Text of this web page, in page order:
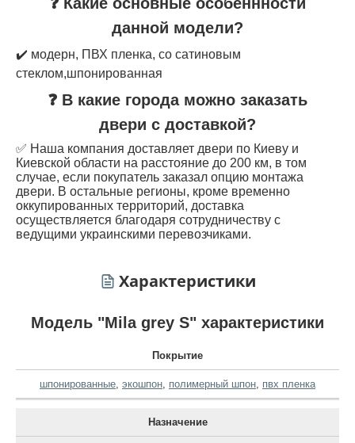
данной модели?
✔️ модерн, ПВХ пленка, со сатиновым
стеклом,шпонированная
❓ В какие города можно заказать
двери с доставкой?
✅ Наша компания доставляет двери по Киеву и
Киевской области на расстояние до 200 км, в том
случае, если покупатель заказал опцию монтажа
двери. В остальные регионы, кроме временно
оккупированных территорий, доставка
осуществляется благодаря сотрудничеству с
ведущими украинскими перевозчиками.
Характеристики
Модель "Mila grey S" характеристики
Покрытие
шпонированные экошпон полимерный шпон пвх пленка
Назначение